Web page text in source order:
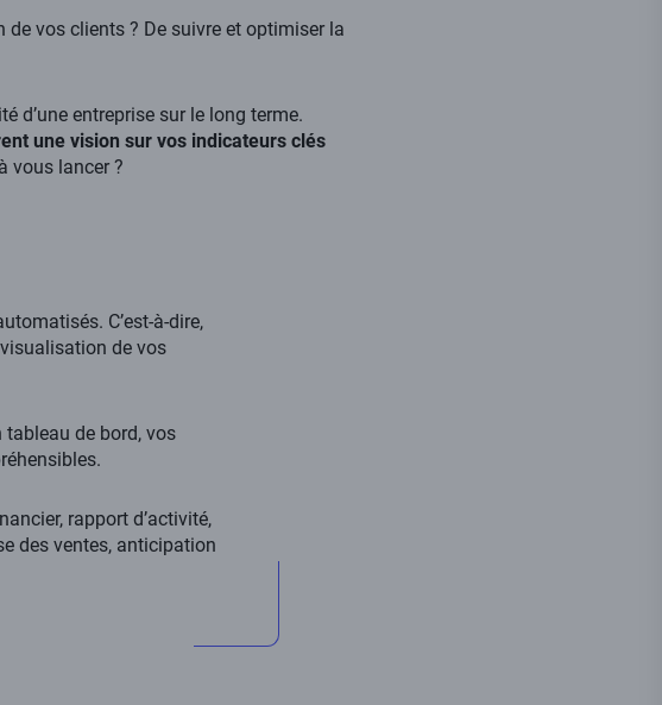
vos clients ? De suivre et optimiser la
d’une entreprise sur le long terme.
une vision sur vos indicateurs clés
vous lancer ?
C’est-à-dire,
de vos
de bord, vos
rapport d’activité,
des ventes, anticipation